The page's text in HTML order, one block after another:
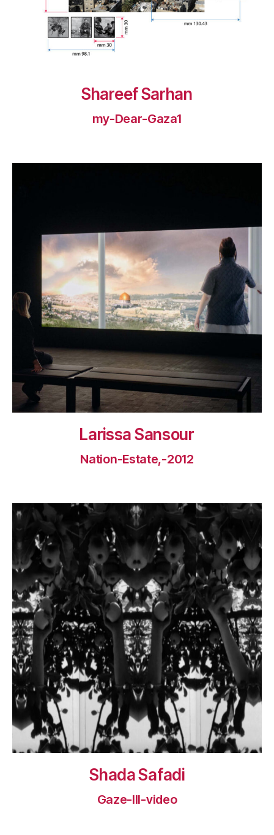
Shareef Sarhan
my-Dear-Gaza1
Larissa Sansour
Nation-Estate,-2012
Shada Safadi
Gaze-III-video